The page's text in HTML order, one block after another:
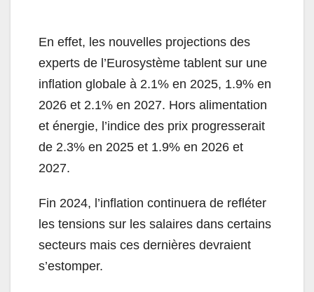
En effet, les nouvelles projections des
experts de l ’Eurosystème tablent sur une
inflation globale à 2.1% en 2025, 1.9% en
2026 et 2.1% en 2027. Hors alimentation
et énergie, l ’indice des prix progresserait
de 2.3% en 2025 et 1.9% en 2026 et
2027.
Fin 2024, l ’inflation continuera de refléter
les tensions sur les salaires dans certains
secteurs mais ces dernières devraient
s’estomper.